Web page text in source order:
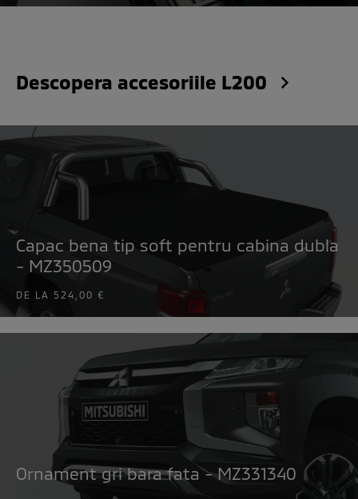
Descopera accesoriile L200
Capac bena tip soft pentru cabina dubla
- MZ350509
DE LA 524,00 €
Ornament gri bara fata - MZ331340